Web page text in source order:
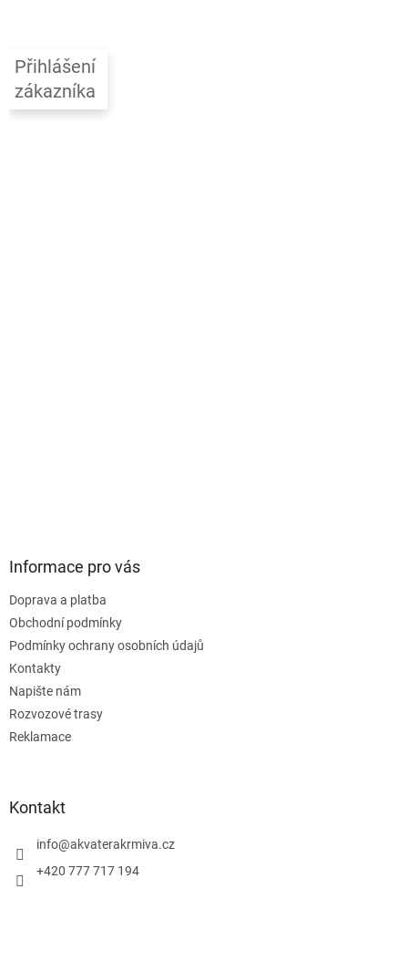
Přihlášení
zákazníka
Informace pro vás
Doprava a platba
Obchodní podmínky
Podmínky ochrany osobních údajů
Kontakty
Napište nám
Rozvozové trasy
Reklamace
Kontakt
info@akvaterakrmiva.cz
+420 777 717 194